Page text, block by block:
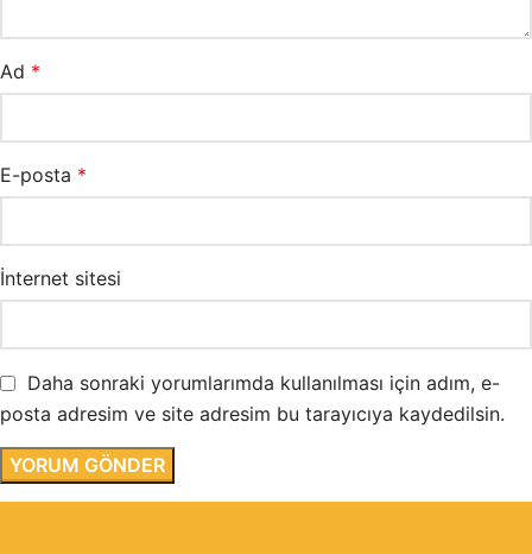
Ad *
E-posta *
İnternet sitesi
Daha sonraki yorumlarımda kullanılması için adım, e-
posta adresim ve site adresim bu tarayıcıya kaydedilsin.